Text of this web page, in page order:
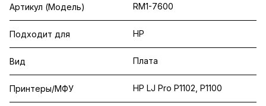
Артикул (Модель) RM1-7600
Подходит для HP
Вид Плата
Принтеры/МФУ HP LJ Pro P1102, P1100